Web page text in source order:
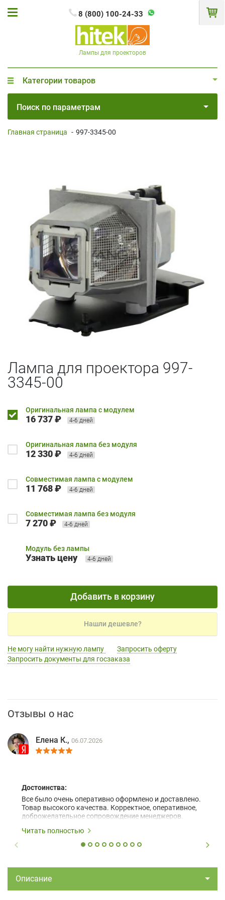
8 (800) 100-24-33
Лампы для проекторов
Категории товаров
Поиск по параметрам
Главная страница - 997-3345-00
Лампа для проектора 997-
3345-00
Оригинальная лампа с модулем
16 737 ₽ 4-6 дней
Оригинальная лампа без модуля
12 330 ₽ 4-6 дней
Совместимая лампа с модулем
11 768 ₽ 4-6 дней
Совместимая лампа без модуля
7 270 ₽ 4-6 дней
Модуль без лампы
Узнать цену 4-6 дней
Добавить в корзину
Нашли дешевле?
Не могу найти нужную лампу
Запросить оферту
Запросить документы для госзаказа
Отзывы о нас
Елена К., 06.07.2026
Достоинства:
Все было очень оперативно оформлено и доставлено.
Товар высокого качества. Корректное, оперативное,
доброжелательное сопровождение менеджеров.
Читать полностью
Описание